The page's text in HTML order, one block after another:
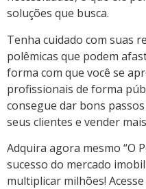
soluções que busca.
Tenha cuidado com suas
polêmicas que podem
forma com que você se
profissionais de forma
consegue dar bons
seus clientes e vender
Adquira agora mesmo “O
sucesso do mercado
multiplicar milhões!